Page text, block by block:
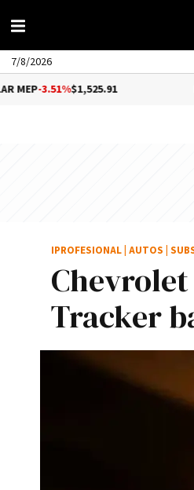
7/8/2026
$1,525.91
Tracker
IPROFESIONAL AUTOS